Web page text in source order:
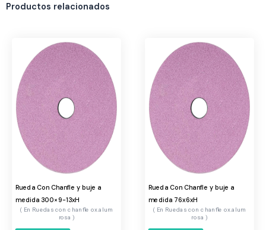
Productos relacionados
Rueda Con Chanfle y buje a
medida 300×9-13xH
Ruedas con chanfle ox.alum
rosa
Rueda Con Chanfle y buje a
medida 76x6xH
Ruedas con chanfle ox.alum
rosa